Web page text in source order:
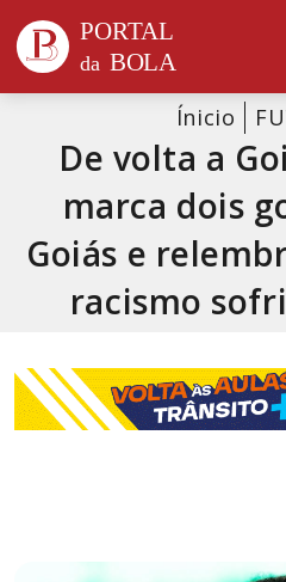
Ínicio
De volta a
marca dois
Goiás e
racismo